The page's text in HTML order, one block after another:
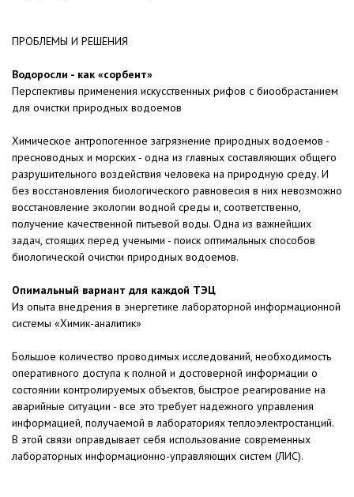
ПРОБЛЕМЫ И РЕШЕНИЯ
Водоросли - как «сорбент»
Перспективы применения искусственных рифов с биообрастанием
для очистки природных водоемов
Химическое антропогенное загрязнение природных водоемов -
пресноводных и морских - одна из главных составляющих общего
разрушительного воздействия человека на природную среду. И
без восстановления биологического равновесия в них невозможно
восстановление экологии водной среды и, соответственно,
получение качественной питьевой воды. Одна из важнейших
задач, стоящих перед учеными - поиск оптимальных способов
биологической очистки природных водоемов.
Опимальный вариант для каждой ТЭЦ
Из опыта внедрения в энергетике лабораторной информационной
системы «Химик-аналитик»
Большое количество проводимых исследований, необходимость
оперативного доступа к полной и достоверной информации о
состоянии контролируемых объектов, быстрое реагирование на
аварийные ситуации - все это требует надежного управления
информацией, получаемой в лабораториях теплоэлектростанций.
В этой связи оправдывает себя использование современных
лабораторных информационно-управляющих систем (ЛИС).